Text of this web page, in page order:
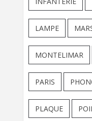
LAMPE
MONTELIMAR
PARIS
PLAQUE